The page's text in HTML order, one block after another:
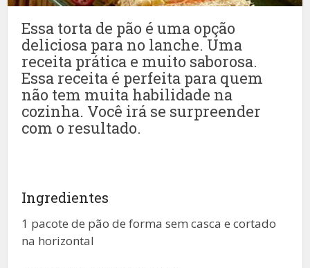
Essa torta de pão é uma opção
deliciosa para no lanche. Uma
receita prática e muito saborosa.
Essa receita é perfeita para quem
não tem muita habilidade na
cozinha. Você irá se surpreender
com o resultado.
Ingredientes
1 pacote de pão de forma sem casca e cortado
na horizontal